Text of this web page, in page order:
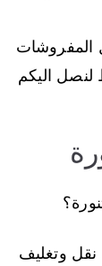
المفروشات
اليكم
وتغليف